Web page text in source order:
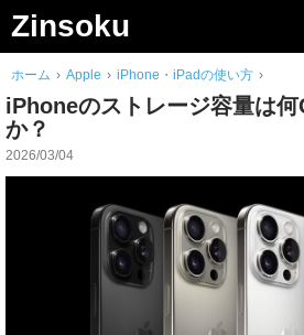
Zinsoku
検
索
to
content
ホーム › Apple › iPhone・iPadの使い方 ›
iPhoneのストレージ容量は
か？
2026/03/04